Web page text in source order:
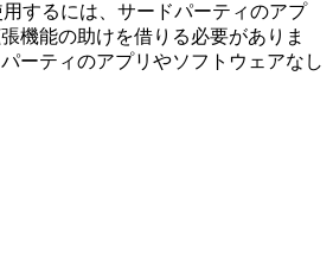
するには、サードパーティのアプ
機能の助けを借りる必要がありま
ーティのアプリやソフトウェアなし